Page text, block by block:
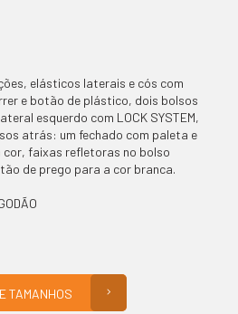
PRODUTOS
CONTACTO
elásticos laterais e cós com
e botão de plástico, dois bolsos
esquerdo com LOCK SYSTEM,
atrás: um fechado com paleta e
faixas refletoras no bolso
de prego para a cor branca.
TAMANHOS